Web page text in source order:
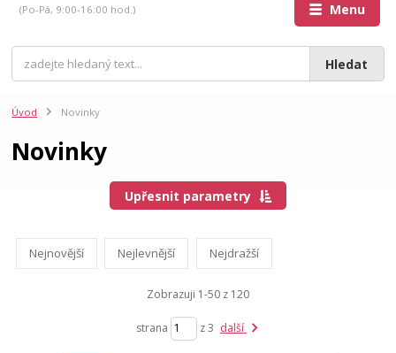
Menu
Hledat
(Po-Pá, 9:00-16:00 hod.)
Úvod Novinky
Novinky
Upřesnit parametry
Nejnovější Nejlevnější Nejdražší
Zobrazuji 1-50 z 120
strana z 3 další